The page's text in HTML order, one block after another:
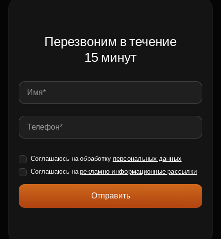
Перезвоним в течение
15 минут
Соглашаюсь на обработку персональных данных
Соглашаюсь нарекламно-информационные рассылки
Отправить